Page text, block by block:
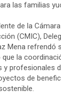
las familias
de la
(CMIC),
Mena refrendó
la
profesionales
de